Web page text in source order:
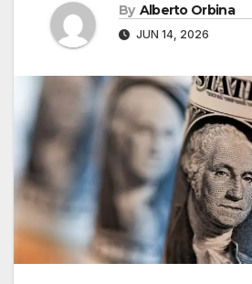
By Alberto Orbina
JUN 14, 2026